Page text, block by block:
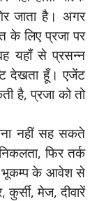
जाता है। अगर
के लिए प्रजा पर
यहाँ से प्रसन्न
देखता हूँ। एजेंट
है, प्रजा को तो
नहीं सह सकते
फिर तर्क
भूकम्प के आवेश से
मेज, दीवारें